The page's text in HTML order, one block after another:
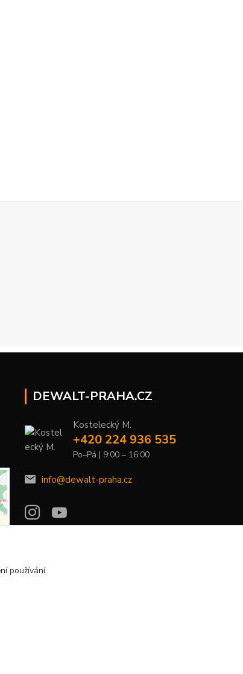
DEWALT-PRAHA.CZ
Kostelecký M.
+420 224 936 535
Po–Pá | 9:00 – 16:00
info@dewalt-praha.cz
používání